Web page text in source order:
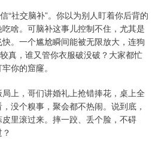
“社交脑补”。你以为别人盯着你后背的
啥。可脑补这事儿控制不住，尤其是
。一个尴尬瞬间能被无限放大，连狗
真，谁又管你衣服破没破？大家都忙
你的窟窿。
上，哥们讲婚礼上抢错捧花，桌上全
没个糗事，聚会都不热闹。说到底，
里滚过来。摔一跤、丢个脸，不碍